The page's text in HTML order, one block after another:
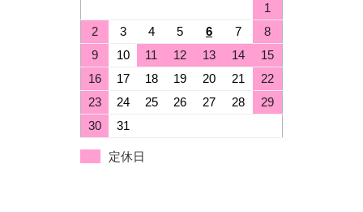
1
2
3 4 5 6 7
8
9
10 11 12 13 14
15
16
17 18 19 20 21
22
23
24 25 26 27 28
29
30
31
定休日